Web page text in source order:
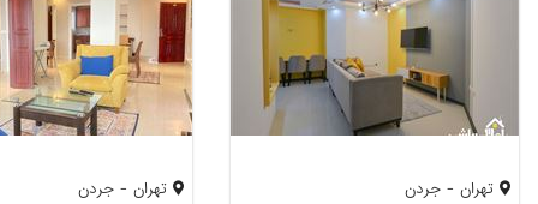
تهران - جردن تهران - جردن